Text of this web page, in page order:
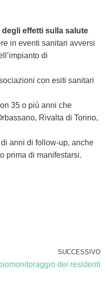
effetti sulla salute
in eventi sanitari avversi
di
con esiti sanitari
35 o più anni che
Rivalta di Torino,
anni di follow-up, anche
prima di manifestarsi.
SUCCESSIVO
dei residenti